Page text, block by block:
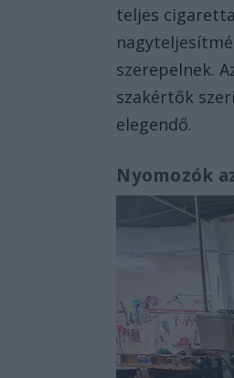
teljes
szerepelnek.
szakértők
elegendő.
Nyomozók